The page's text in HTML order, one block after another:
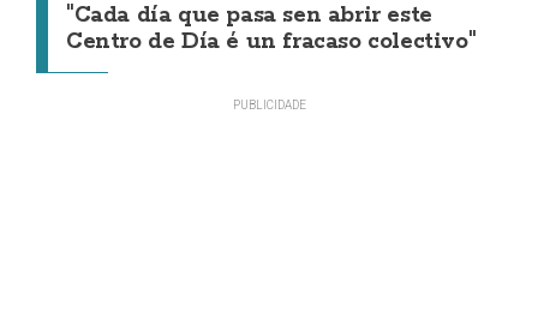
"Cada día que pasa sen abrir este
Centro de Día é un fracaso colectivo"